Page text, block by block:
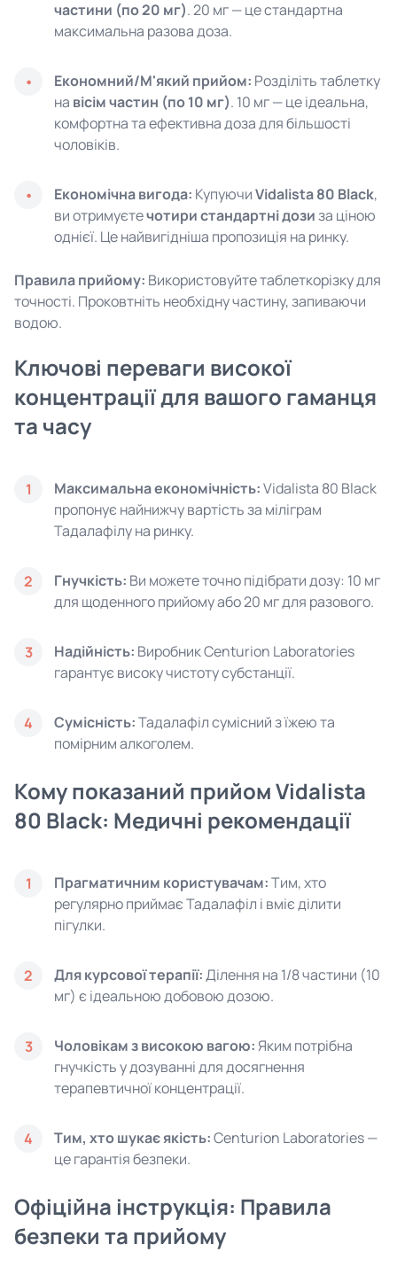
частини (по 20 мг). 20 мг — це стандартна
максимальна разова доза.
Економний/М'який прийом: Розділіть таблетку
на вісім частин (по 10 мг). 10 мг — це ідеальна,
комфортна та ефективна доза для більшості
чоловіків.
Економічна вигода: КупуючиVidalista 80 Black,
ви отримуєтечотири стандартні дозиза ціною
однієї. Це найвигідніша пропозиція на ринку.
Правила прийому: Використовуйте таблеткорізку для
точності. Проковтніть необхідну частину, запиваючи
водою.
Ключові переваги високої
концентрації для вашого гаманця
та часу
1 Максимальна економічність:Vidalista 80 Black
пропонує найнижчу вартість за міліграм
Тадалафілу на ринку.
2 Гнучкість: Ви можете точно підібрати дозу: 10 мг
для щоденного прийому або 20 мг для разового.
3 Надійність: Виробник Centurion Laboratories
гарантує високу чистоту субстанції.
4 Сумісність:Тадалафіл сумісний з їжею та
помірним алкоголем.
Кому показаний прийом Vidalista
80 Black: Медичні рекомендації
1 Прагматичним користувачам:Тим, хто
регулярно приймає Тадалафіл і вміє ділити
пігулки.
2 Для курсової терапії:Ділення на 1/8 частини (10
мг) є ідеальною добовою дозою.
3 Чоловікам з високою вагою: Яким потрібна
гнучкість у дозуванні для досягнення
терапевтичної концентрації.
4 Тим, хто шукає якість:Centurion Laboratories —
це гарантія безпеки.
Офіційна інструкція: Правила
безпеки та прийому